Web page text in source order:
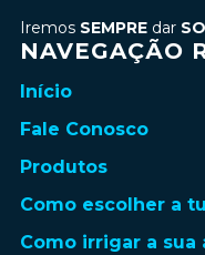
Iremos SEMPRE dar
NAVEGAÇÃO
Início
Fale Conosco
Produtos
Como escolher a
Como irrigar a sua